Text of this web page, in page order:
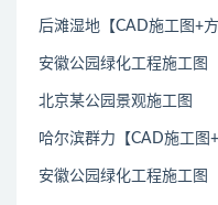
后滩湿地【CAD施工图+方
安徽公园绿化工程施工图
北京某公园景观施工图
哈尔滨群力【CAD施工图
安徽公园绿化工程施工图